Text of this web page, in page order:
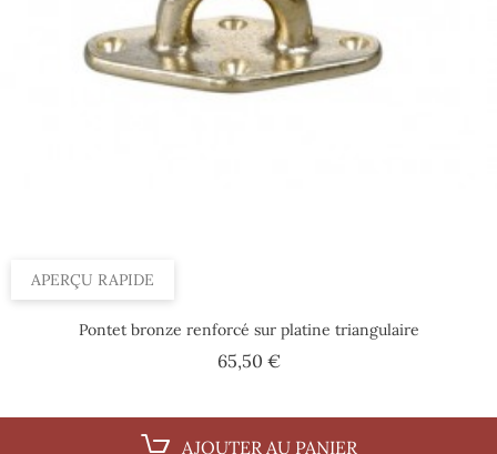
APERÇU RAPIDE
Pontet bronze renforcé sur platine triangulaire
65,50 €Prix
AJOUTER AU PANIER